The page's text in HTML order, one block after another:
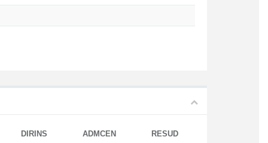
DIRINS ADMCEN RESUD